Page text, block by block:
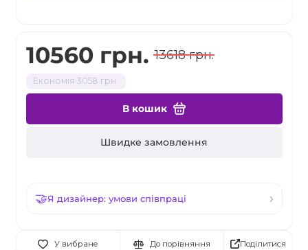
10560 грн. 13618 грн.
Економія 3058 грн.
В кошик
Швидке замовлення
Я дизайнер: умови співпраці
У вибране До порівняння Поділитися